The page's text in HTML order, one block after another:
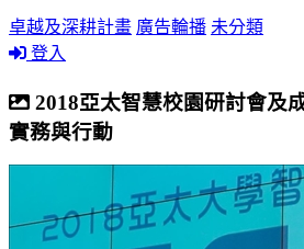
卓越及深耕計畫 廣告輪播 未分類
登入
2018亞太智慧校園研討會及
實務與行動